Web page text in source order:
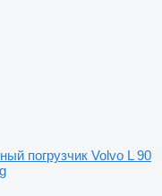
погрузчик Volvo L 90